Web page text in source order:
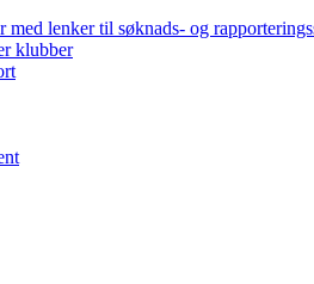
med lenker til søknads- og
klubber